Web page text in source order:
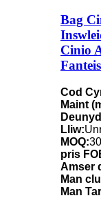
Bag
Cinio
Cod
Maint
Lliw:
MOQ:
pris
Amser
Man
Man